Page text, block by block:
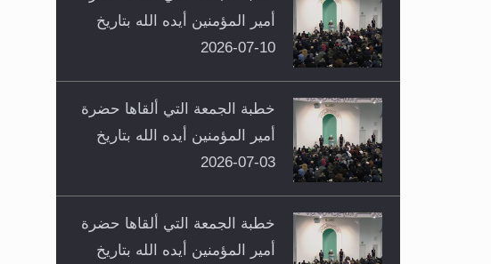
أمير المؤمنين أيده الله بتاريخ
10-07-2026
خطبة الجمعة التي ألقاها حضرة
أمير المؤمنين أيده الله بتاريخ
03-07-2026
خطبة الجمعة التي ألقاها حضرة
أمير المؤمنين أيده الله بتاريخ